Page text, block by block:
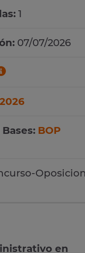
1
07/07/2026
BOP
Oposicion
en